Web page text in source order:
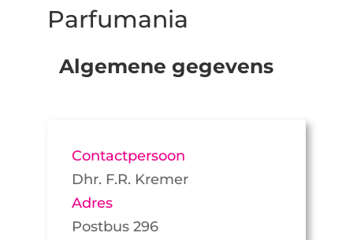
Parfumania
Algemene gegevens
Contactpersoon
Dhr. F.R. Kremer
Adres
Postbus 296